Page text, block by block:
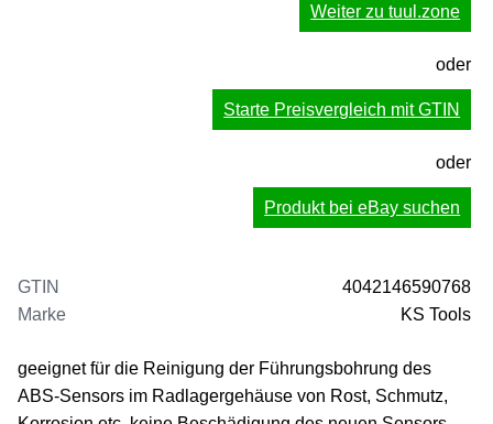
Weiter zu tuul.zone
oder
Starte Preisvergleich mit GTIN
oder
Produkt bei eBay suchen
GTIN
4042146590768
Marke
KS Tools
geeignet für die Reinigung der Führungsbohrung des
ABS-Sensors im Radlagergehäuse von Rost, Schmutz,